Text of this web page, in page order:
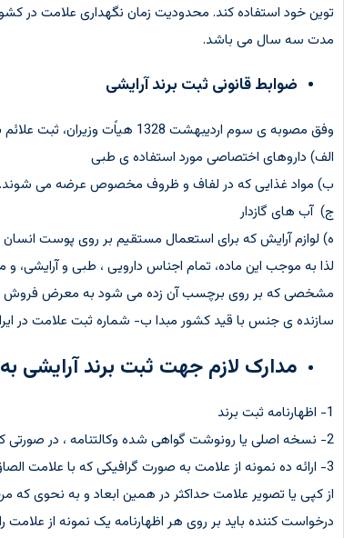
مدت سه سال می باشد.
ضوابط قانونی ثبت برند آرایشی
وفق مصوبه ی سوم اردیبهشت 1328 هیاًت وزیران، ثبت علائم برای هر یک از این موارد اجباری است:
الف) داروهای اختصاصی مورد استفاده ی طبی
ب) مواد غذایی که در لفاف و ظروف مخصوص عرضه می شوند.
ج) آب های گازدار
ه) لوازم آرایش که برای استعمال مستقیم بر روی پوست انسان
لذا به موجب این ماده، تمام اجناس دارویی ، طبی و آرایشی، و
مشخصی که بر روی برچسب آن زده می شود به معرض فروش
سازنده ی جنس با قید کشور مبدا ب- شماره ثبت علامت در
مدارک لازم جهت ثبت برند
1- اظهارنامه ثبت برند
2- نسخه اصلی یا رونوشت گواهی شده وکالتنامه ، در صورتی که تقاضا توسط نماینده قانونی به عمل آید.
از کپی یا تصویر علامت حداکثر در همین ابعاد و به نحوی
درخواست کننده باید بر روی هر اظهارنامه یک نمونه از